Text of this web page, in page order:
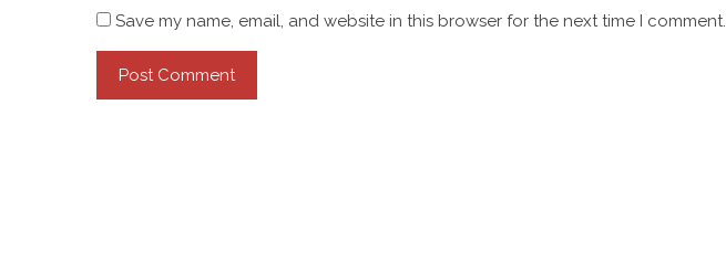
Save my name, email, and website in this browser for the next time I comment.